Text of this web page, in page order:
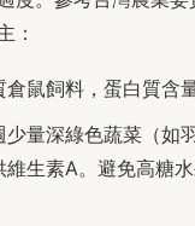
：
倉鼠飼料，蛋白質含
少量深綠色蔬菜（如
維生素A。避免高糖